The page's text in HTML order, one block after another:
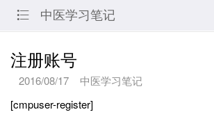
 中医学习笔记
注册账号
2016/08/17
中医学习笔记
[cmpuser-register]